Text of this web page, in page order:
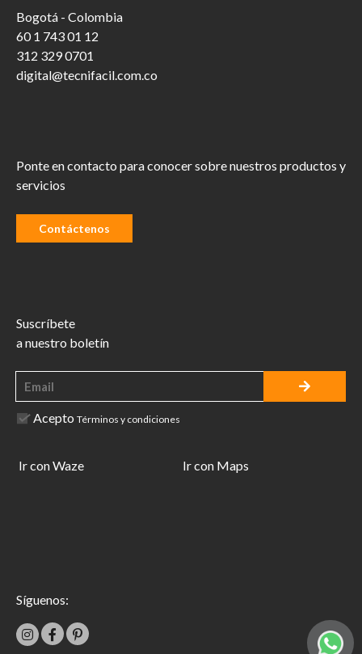
Bogotá - Colombia
60 1 743 01 12
312 329 0701
digital@tecnifacil.com.co
Ponte en contacto para conocer sobre nuestros productos y
servicios
Contáctenos
Suscríbete
a nuestro boletín
Acepto Términos y condiciones
Ir con Waze Ir con Maps
Síguenos: